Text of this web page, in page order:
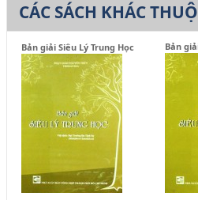
CÁC SÁCH KHÁC
Bản giải Siêu Lý Trung Học Bản